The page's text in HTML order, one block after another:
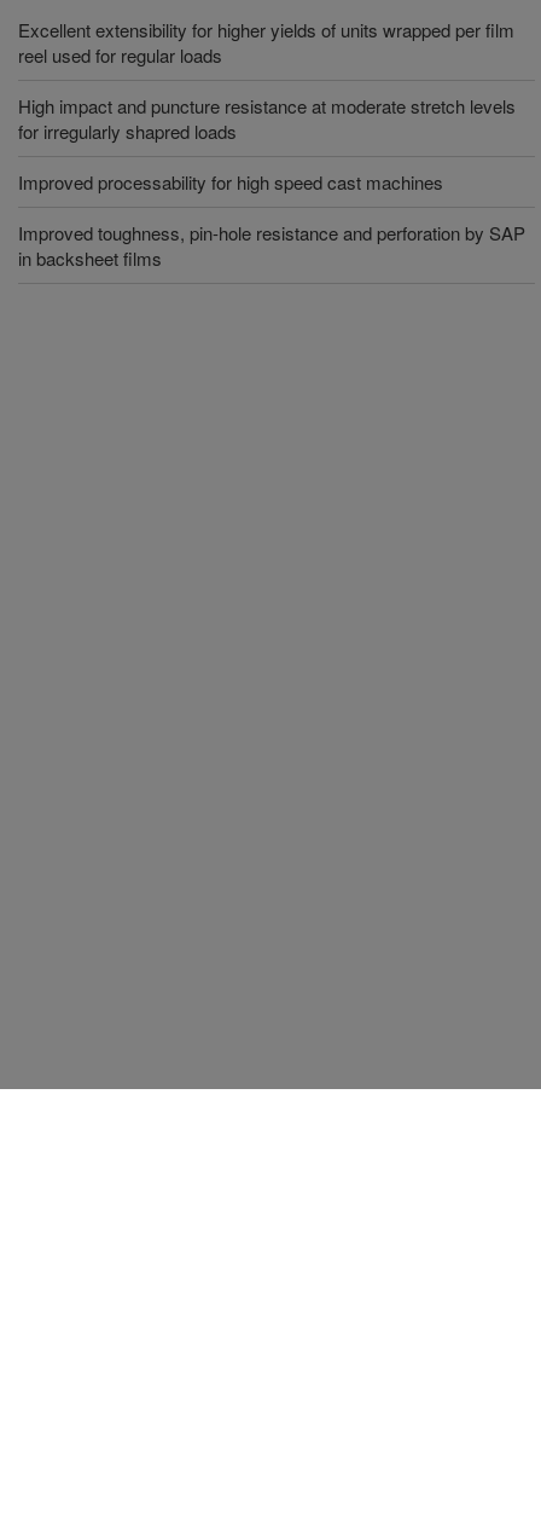
Excellent extensibility for higher yields of units wrapped per film
reel used for regular loads
High impact and puncture resistance at moderate stretch levels
for irregularly shapred loads
Improved processability for high speed cast machines
Improved toughness, pin-hole resistance and perforation by SAP
in backsheet films